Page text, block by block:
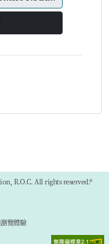
R.O.C. All rights reserved.®
覽體驗